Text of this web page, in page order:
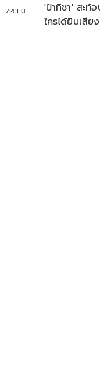
7:43 น.
'ป้าทิชา' สะท้
ใครได้ยินเสี
เขา'